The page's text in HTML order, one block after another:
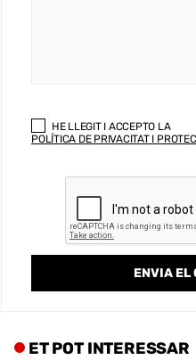
HE LLEGIT I ACCEPTO LA
POLÍTICA DE PRIVACITAT I
ET POT INTERESSAR